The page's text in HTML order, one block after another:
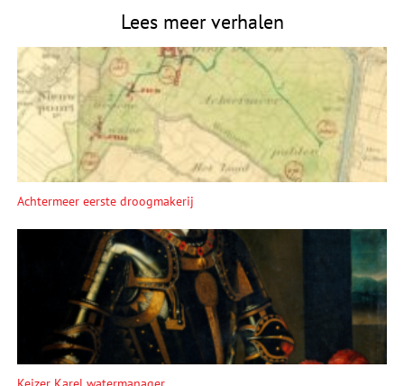
Lees meer verhalen
Achtermeer eerste droogmakerij